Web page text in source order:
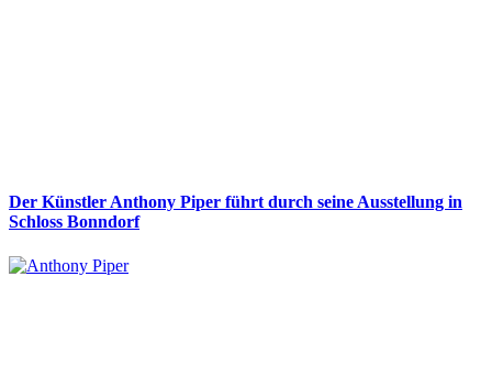
Der Künstler Anthony Piper führt durch seine Ausstellung in
Schloss Bonndorf